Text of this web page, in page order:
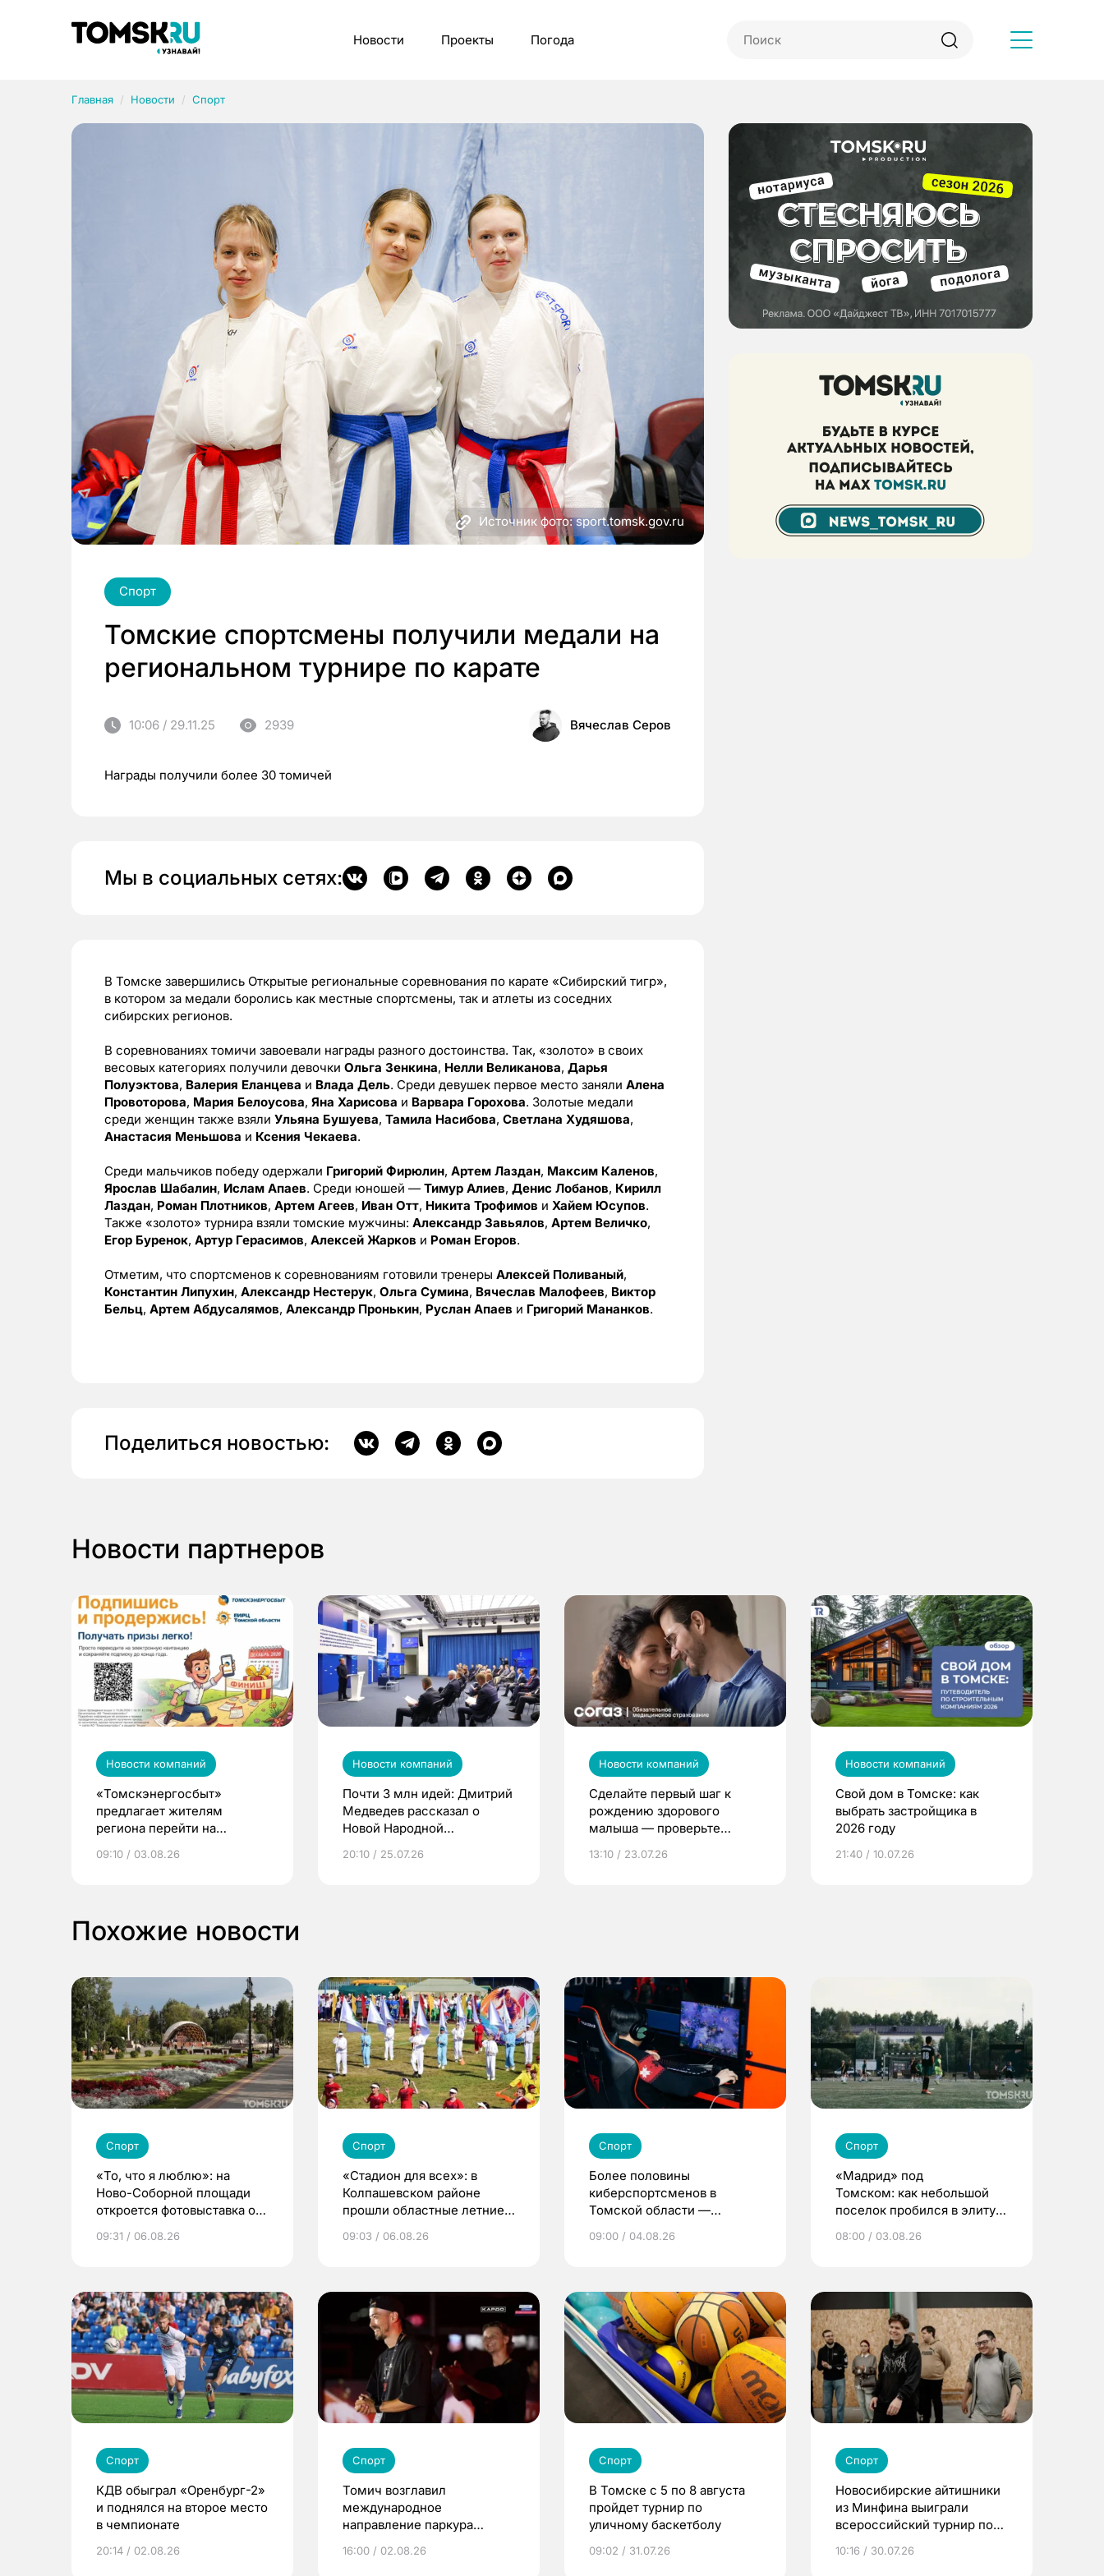
Новости Проекты Погода
Главная Новости Спорт
Источник фото: sport.tomsk.gov.ru
Спорт
Томские спортсмены получили медали на
региональном турнире по карате
10:06 / 29.11.25 2939 Вячеслав Серов
Награды получили более 30 томичей
Мы в социальных сетях:
В Томске завершились Открытые региональные соревнования по карате «Сибирский тигр»,
в котором за медали боролись как местные спортсмены, так и атлеты из соседних
сибирских регионов.
В соревнованиях томичи завоевали награды разного достоинства. Так, «золото» в своих
весовых категориях получили девочки Ольга Зенкина, Нелли Великанова, Дарья
Полуэктова, Валерия Еланцева и Влада Дель. Среди девушек первое место заняли Алена
Провоторова, Мария Белоусова, Яна Харисова и Варвара Горохова. Золотые медали
среди женщин также взяли Ульяна Бушуева, Тамила Насибова, Светлана Худяшова,
Анастасия Меньшова и Ксения Чекаева.
Среди мальчиков победу одержали Григорий Фирюлин, Артем Лаздан, Максим Каленов,
Ярослав Шабалин, Ислам Апаев. Среди юношей — Тимур Алиев, Денис Лобанов, Кирилл
Лаздан, Роман Плотников, Артем Агеев, Иван Отт, Никита Трофимов и Хайем Юсупов.
Также «золото» турнира взяли томские мужчины: Александр Завьялов, Артем Величко,
Егор Буренок, Артур Герасимов, Алексей Жарков и Роман Егоров.
Отметим, что спортсменов к соревнованиям готовили тренеры Алексей Поливаный,
Константин Липухин, Александр Нестерук, Ольга Сумина, Вячеслав Малофеев, Виктор
Бельц, Артем Абдусалямов, Александр Пронькин, Руслан Апаев и Григорий Мананков.
Поделиться новостью:
Новости партнеров
Новости компаний
«Томскэнергосбыт»
предлагает жителям
региона перейти на
выиграть призы
09:10 / 03.08.26
Новости компаний
Почти 3 млн идей: Дмитрий
Медведев рассказал о
Новой Народной
20:10 / 25.07.26
Новости компаний
Сделайте первый шаг к
рождению здорового
малыша — проверьте
по ОМС!
13:10 / 23.07.26
Новости компаний
Свой дом в Томске: как
выбрать застройщика в
2026 году
21:40 / 10.07.26
Похожие новости
Спорт
«То, что я люблю»: на
Ново-Соборной площади
откроется фотовыставка о
09:31 / 06.08.26
Спорт
«Стадион для всех»: в
Колпашевском районе
прошли областные летние
09:03 / 06.08.26
Спорт
Более половины
киберспортсменов в
Томской области —
09:00 / 04.08.26
Спорт
«Мадрид» под
Томском: как небольшой
поселок пробился в элиту
08:00 / 03.08.26
Спорт
КДВ обыграл «Оренбург-2»
и поднялся на второе место
в чемпионате
20:14 / 02.08.26
Спорт
Томич возглавил
международное
направление паркура
16:00 / 02.08.26
Спорт
В Томске с 5 по 8 августа
пройдет турнир по
уличному баскетболу
09:02 / 31.07.26
Спорт
Новосибирские айтишники
из Минфина выиграли
всероссийский турнир по
10:16 / 30.07.26
Рубрики